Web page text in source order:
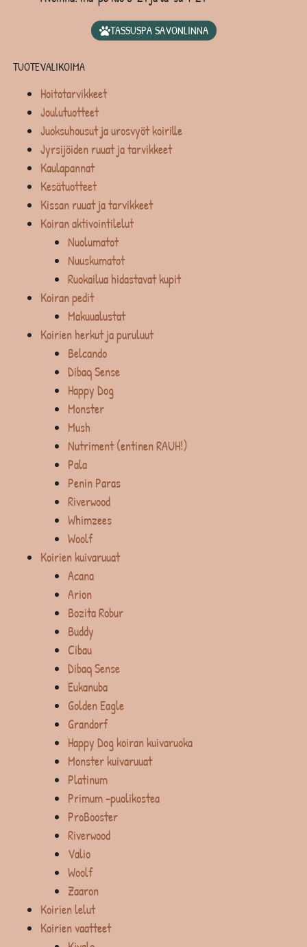
TASSUSPA SAVONLINNA
TUOTEVALIKOIMA
Hoitotarvikkeet
Joulutuotteet
Juoksuhousut ja urosvyöt koirille
Jyrsijöiden ruuat ja tarvikkeet
Kaulapannat
Kesätuotteet
Kissan ruuat ja tarvikkeet
Koiran aktivointilelut
Nuolumatot
Nuuskumatot
Ruokailua hidastavat kupit
Koiran pedit
Makuualustat
Koirien herkut ja puruluut
Belcando
Dibaq Sense
Happy Dog
Monster
Mush
Nutriment (entinen RAUH!)
Pala
Penin Paras
Riverwood
Whimzees
Woolf
Koirien kuivaruuat
Acana
Arion
Bozita Robur
Buddy
Cibau
Dibaq Sense
Eukanuba
Golden Eagle
Grandorf
Happy Dog koiran kuivaruoka
Monster kuivaruuat
Platinum
Primum -puolikostea
ProBooster
Riverwood
Valio
Woolf
Zaaron
Koirien lelut
Koirien vaatteet